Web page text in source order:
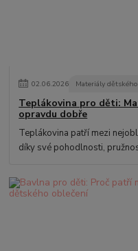
02.06.2026 Materiály
Teplákovina pro děti:
opravdu dobře
Teplákovina patří mezi
díky své pohodlnosti,